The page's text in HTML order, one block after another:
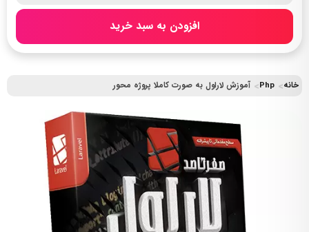
خانه Php آموزش لاراول به صورت کاملا پروژه محور
افزودن به سبد خرید